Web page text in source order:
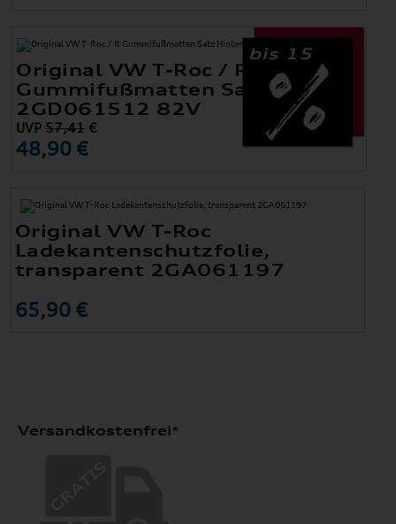
bis 15
Original VW T-Roc / R
Gummifußmatten Satz Hinten
2GD061512 82V
UVP57,41 €
48,90 €
Original VW T-Roc
Ladekantenschutzfolie,
transparent 2GA061197
65,90 €
Versandkostenfrei*